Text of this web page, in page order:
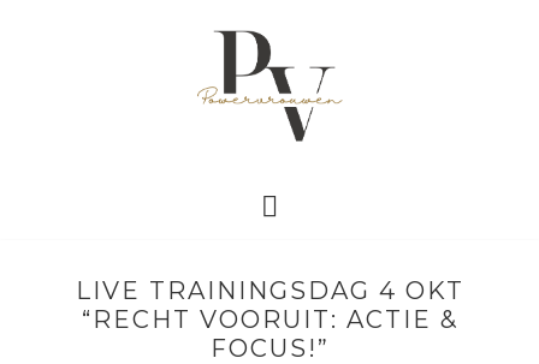
LIVE TRAININGSDAG 4 OKT
“RECHT VOORUIT: ACTIE &
FOCUS!”